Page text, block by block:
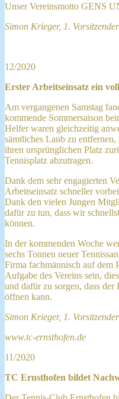
Unser Vereinsmotto GENS
Simon Krieger, 1. Vorsitzender
12/2020
Erster Arbeitseinsatz ein
Am vergangenen Samstag
kommende Sommersaison
Helfer waren gleichzeitig
sämtliches Laub zu
ihren ursprünglichen Platz
Tennisplatz abzutragen.
Dank dem sehr engagierten
Arbeitseinsatz schneller
Dank den vielen Jungen
dafür zu tun, dass wir
können.
In der kommenden Woche
sechs Tonnen neuer
Firma fachmännisch auf dem
Aufgabe des Vereins sein,
und dafür zu sorgen, dass
öffnen kann.
Simon Krieger, 1. Vorsitzender
www.tc-ernsthofen.de
11/2020
TC Ernsthofen bildet